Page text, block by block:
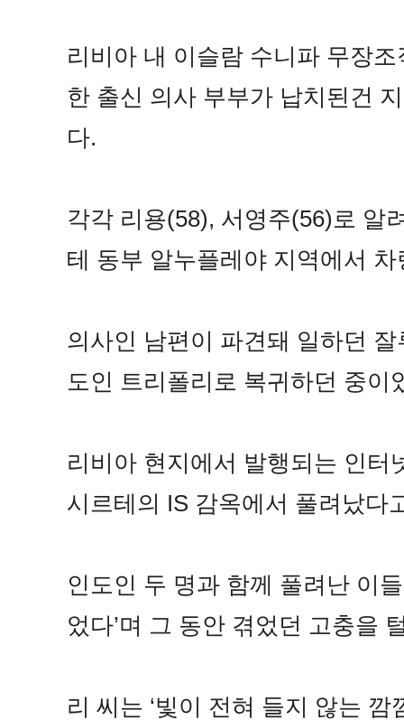
리비아 내 이슬람 수니파 무장
한 출신 의사 부부가 납치된건
다.
각각 리용(58), 서영주(56)로 알
테 동부 알누플레야 지역에서
의사인 남편이 파견돼 일하던
도인 트리폴리로 복귀하던 중이
리비아 현지에서 발행되는 인터
시르테의 IS 감옥에서 풀려났다
인도인 두 명과 함께 풀려난 이
었다’며 그 동안 겪었던 고충을
리 씨는 ‘빛이 전혀 들지 않는